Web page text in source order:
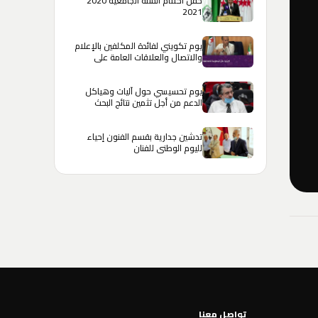
2021
يوم تكويني لفائدة المكلفين بالإعلام
والاتصال والعلاقات العامة على
يوم تحسيسي حول آليات وهياكل
الدعم من أجل تثمين نتائج البحث
تدشين جدارية بقسم الفنون إحياء
لليوم الوطني للفنان
تواصل معنا